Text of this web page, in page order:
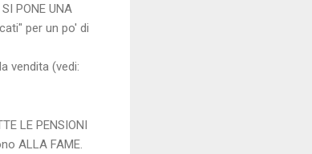
PONE UNA
per un po' di
vendita (vedi:
LE PENSIONI
ALLA FAME.